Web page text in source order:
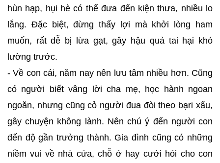
hùn hạp, hụi hè có thể đưa đến kiện thưa, nhiều lo
lắng. Đặc biệt, đừng thấy lợi mà khởi lòng ham
muốn, rất dễ bị lừa gạt, gây hậu quả tai hại khó
lường trước.
- Về con cái, năm nay nên lưu tâm nhiều hơn. Cũng
có người biết vâng lời cha mẹ, học hành ngoan
ngoăn, nhưng cũng cỏ người đua đòi theo bạri xấu,
gây chuyện không lành. Nên chú ý đến người con
đến độ gần trưởng thành. Gia đình cũng có những
niềm vui về nhà cửa, chỗ ở hay cưới hỏi cho con